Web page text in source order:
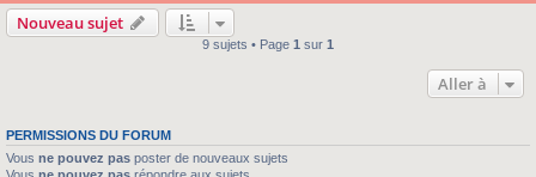
Nouveau sujet
9 sujets • Page 1 sur 1
Aller à
PERMISSIONS DU FORUM
Vous ne pouvez pas poster de nouveaux sujets